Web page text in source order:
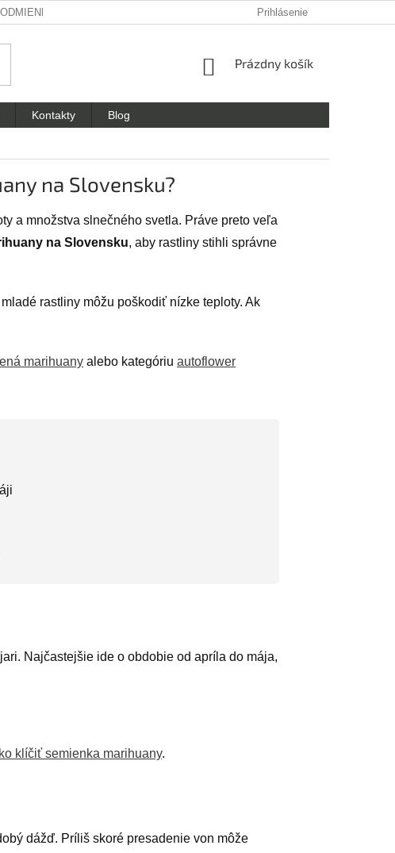
OCHRANY OSOBNÝCH ÚDAJOV Prihlásenie
NÁKUPNÝ
Prázdny košík
Kontakty Blog
na Slovensku?
a množstva slnečného svetla. Práve preto veľa
na Slovensku, aby rastliny stihli správne
rastliny môžu poškodiť nízke teploty. Ak
marihuany alebo kategóriu autoflower
Najčastejšie ide o obdobie od apríla do mája,
klíčiť semienka marihuany.
dážď. Príliš skoré presadenie von môže